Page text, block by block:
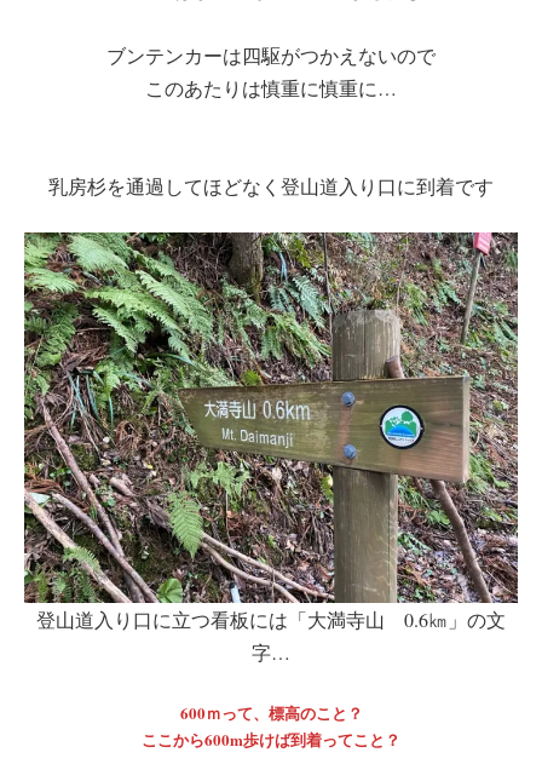
ブンテンカーは四駆がつかえないので
このあたりは慎重に慎重に…
乳房杉を通過してほどなく登山道入り口に到着です
登山道入り口に立つ看板には「大満寺山 0.6㎞」の文
字…
600ｍって、標高のこと？
ここから600m歩けば到着ってこと？